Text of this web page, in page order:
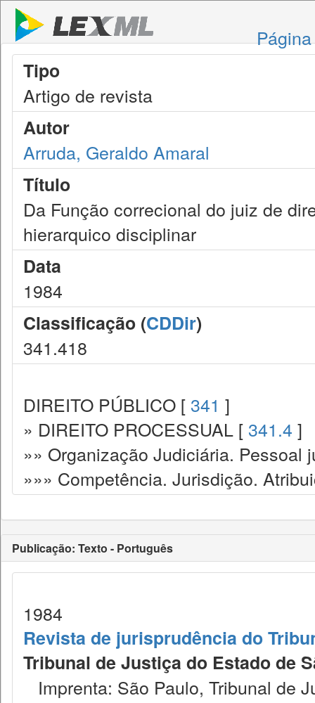
Tipo
Artigo de revista
Autor
Arruda, Geraldo Amaral
Título
Da Função correcional do juiz de
hierarquico disciplinar
Data
1984
Classificação (CDDir)
341.418
DIREITO PÚBLICO [ 341 ]
» DIREITO PROCESSUAL [ 341.4 ]
»» Organização Judiciária. Pessoal
»»» Competência. Jurisdição.
Publicação: Texto - Português
1984
Revista de jurisprudência do
Tribunal de Justiça do Estado de
Imprenta: São Paulo, Tribunal de